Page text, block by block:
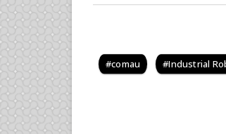
comau Industrial